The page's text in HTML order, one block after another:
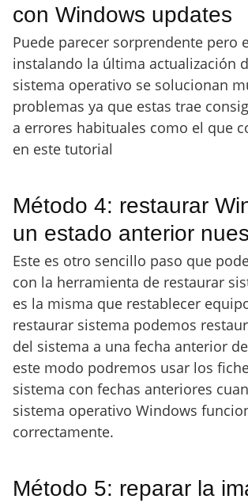
con Windows updates
Puede parecer sorprendente pero
instalando la última actualización
sistema operativo se solucionan
problemas ya que estas trae
a errores habituales como el que
en este tutorial
Método 4: restaurar
un estado anterior
Este es otro sencillo paso que
con la herramienta de restaurar
es la misma que restablecer
restaurar sistema podemos
del sistema a una fecha anterior
este modo podremos usar los
sistema con fechas anteriores
sistema operativo Windows
correctamente.
Método 5: reparar la